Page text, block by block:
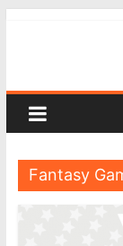
Fantasy